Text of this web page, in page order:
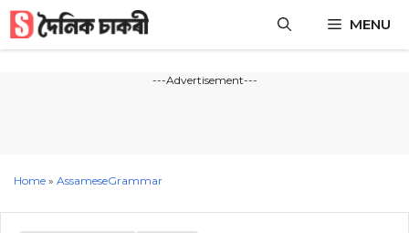
Skip
content
MENU
---Advertisement---
Home » AssameseGrammar